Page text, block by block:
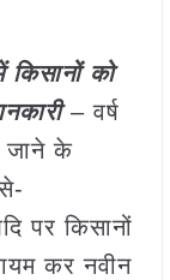
किसानों को
– वर्ष
जाने के
पर किसानों
कर नवीन